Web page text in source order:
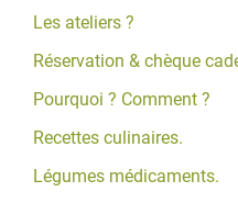
Les ateliers ?
Réservation & chèque
Pourquoi ? Comment ?
Recettes culinaires.
Légumes médicaments.